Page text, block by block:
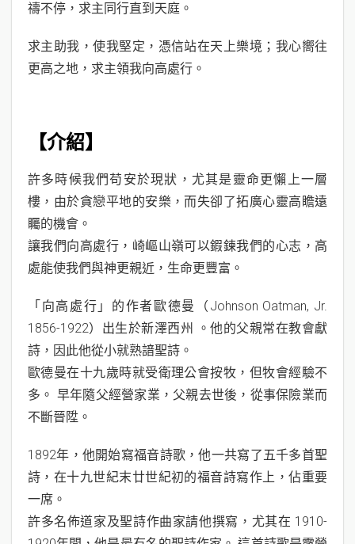
禱不停，求主同行直到天庭。
求主助我，使我堅定，憑信站在天上樂境；我心嚮往
更高之地，求主領我向高處行。
【介紹】
許多時候我們苟安於現狀，尤其是靈命更懶上一層
樓，由於貪戀平地的安樂，而失卻了拓廣心靈高瞻遠
矚的機會。
讓我們向高處行，崎嶇山嶺可以鍜鍊我們的心志，高
處能使我們與神更親近，生命更豐富。
「向高處行」的作者歐德曼（Johnson Oatman, Jr.
1856-1922）出生於新澤西州 。他的父親常在教會獻
詩，因此他從小就熟諳聖詩。
歐德曼在十九歲時就受衛理公會按牧，但牧會經驗不
多。 早年隨父經營家業，父親去世後，從事保險業而
不斷晉陞。
1892年，他開始寫福音詩歌，他一共寫了五千多首聖
詩，在十九世紀末廿世紀初的福音詩寫作上，佔重要
一席。
許多名佈道家及聖詩作曲家請他撰寫，尤其在 1910-